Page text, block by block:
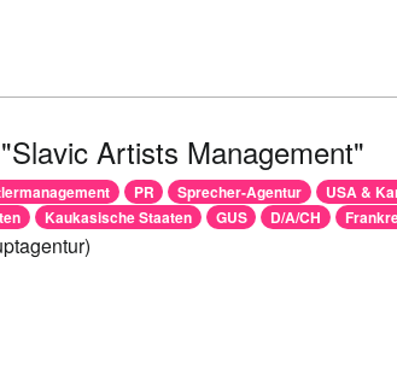
Artists Management"
PR Sprecher-Agentur USA &
Kaukasische Staaten GUS D/A/CH